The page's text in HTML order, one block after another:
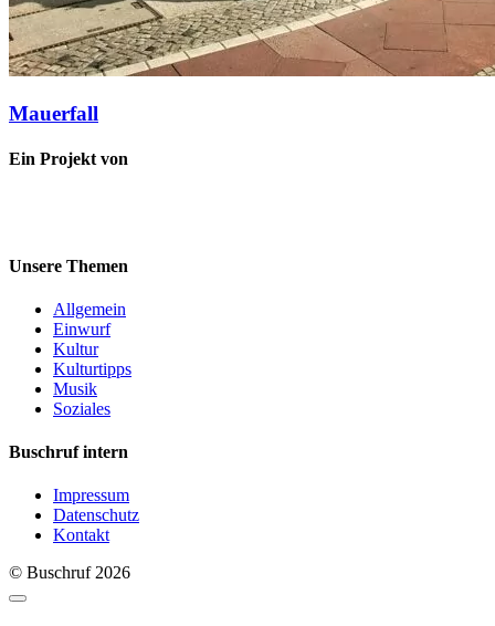
Mauerfall
Ein Projekt von
Unsere Themen
Allgemein
Einwurf
Kultur
Kulturtipps
Musik
Soziales
Buschruf intern
Impressum
Datenschutz
Kontakt
© Buschruf2026